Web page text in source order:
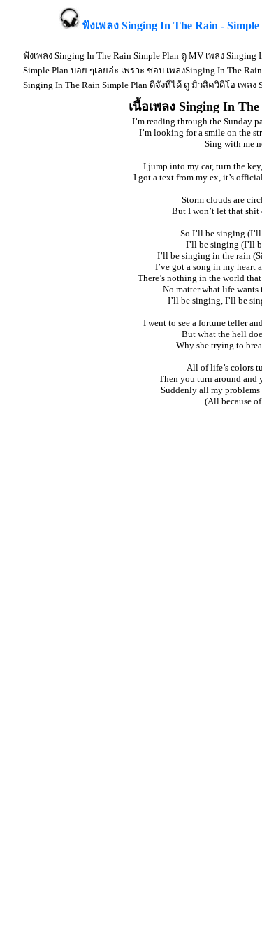
ฟังเพลง Singing In The Rain -
ฟังเพลง Singing In The Rain Simple Plan ดู MV เพลง Singing
Simple Plan บ่อย ๆเลยอ่ะ เพราะ ชอบ เพลงSinging In The
Singing In The Rain Simple Plan ดีจังที่ได้ ดู มิวสิควิดีโอ เพลง
เนื้อเพลง Singing In
I’m reading through the Sunday
I’m looking for a smile on the
Sing with me
I jump into my car, turn the
I got a text from my ex, it’s
Storm clouds are
But I won’t let that shit
So I’ll be singing
I’ll be singing (I’ll
I’ll be singing in the rain
I’ve got a song in my heart
There’s nothing in the world
No matter what life wants
I’ll be singing, I’ll be
I went to see a fortune teller
But what the hell
Why she trying to
All of life’s colors
Then you turn around and
Suddenly all my problems
(All because